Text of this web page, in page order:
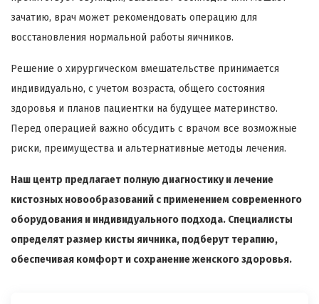
зачатию, врач может рекомендовать операцию для
восстановления нормальной работы яичников.
Решение о хирургическом вмешательстве принимается
индивидуально, с учетом возраста, общего состояния
здоровья и планов пациентки на будущее материнство.
Перед операцией важно обсудить с врачом все возможные
риски, преимущества и альтернативные методы лечения.
Наш центр предлагает полную диагностику и лечение
кистозных новообразований с применением современного
оборудования и индивидуального подхода. Специалисты
определят размер кисты яичника, подберут терапию,
обеспечивая комфорт и сохранение женского здоровья.